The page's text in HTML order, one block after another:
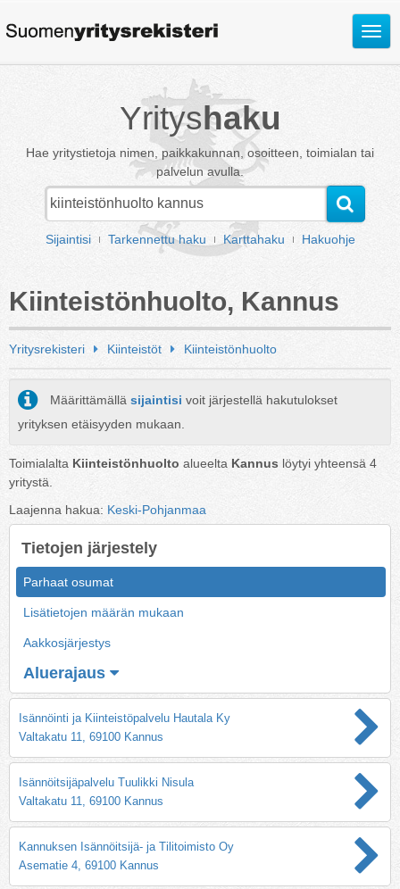
Avaa
Yrityshaku
Hae yritystietoja nimen, paikkakunnan, osoitteen, toimialan tai
palvelun avulla.
Sijaintisi Tarkennettu haku Karttahaku Hakuohje
Kiinteistönhuolto, Kannus
Yritysrekisteri Kiinteistöt Kiinteistönhuolto
Määrittämällä sijaintisi voit järjestellä hakutulokset
yrityksen etäisyyden mukaan.
Toimialalta Kiinteistönhuolto alueelta Kannus löytyi yhteensä 4
yritystä.
Laajenna hakua: Keski-Pohjanmaa
Tietojen järjestely
Parhaat osumat
Lisätietojen määrän mukaan
Aakkosjärjestys
Aluerajaus
Isännöinti ja Kiinteistöpalvelu Hautala Ky
Valtakatu 11, 69100 Kannus
Isännöitsijäpalvelu Tuulikki Nisula
Valtakatu 11, 69100 Kannus
Kannuksen Isännöitsijä- ja Tilitoimisto Oy
Asematie 4, 69100 Kannus